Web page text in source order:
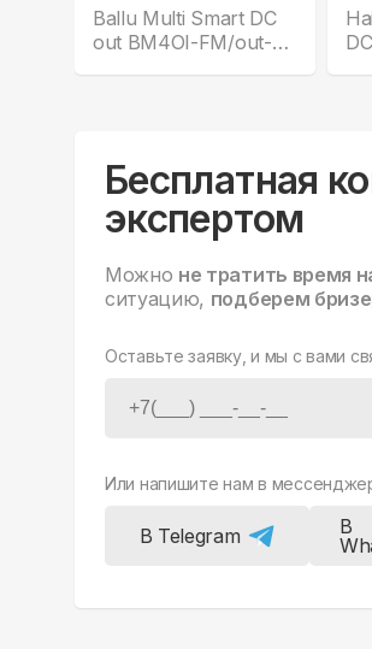
Ballu Multi Smart DC
out BM4OI-FM/out-
Бесплатная
экспертом
Можно не тратить время
ситуацию, подберем
Оставьте заявку, и мы с вами
Или напишите нам в
В Telegram
В